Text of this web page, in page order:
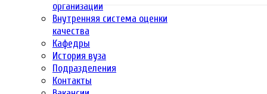
организации
Внутренняя система оценки
качества
Кафедры
История вуза
Подразделения
Контакты